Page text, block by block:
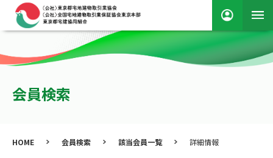
会員検索
HOME 会員検索 該当会員一覧 詳細情報